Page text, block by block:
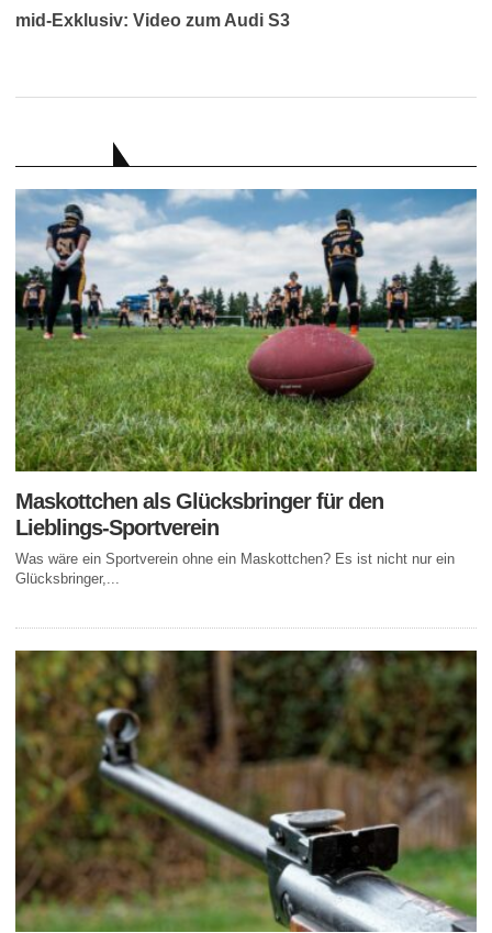
mid-Exklusiv: Video zum Audi S3
Maskottchen als Glücksbringer für den
Lieblings-Sportverein
Was wäre ein Sportverein ohne ein Maskottchen? Es ist nicht nur ein
Glücksbringer,...